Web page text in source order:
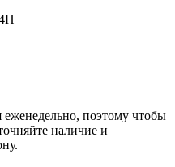
еженедельно, поэтому чтобы
наличие и